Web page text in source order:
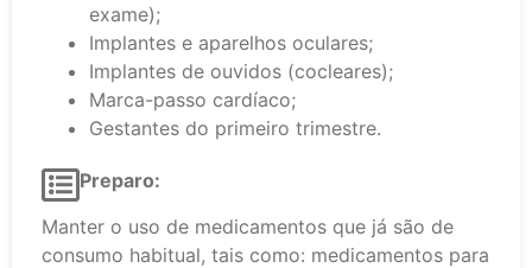
exame);
Implantes e aparelhos oculares;
Implantes de ouvidos (cocleares);
Marca-passo cardíaco;
Gestantes do primeiro trimestre.
Preparo:
Manter o uso de medicamentos que já são de
consumo habitual, tais como: medicamentos para